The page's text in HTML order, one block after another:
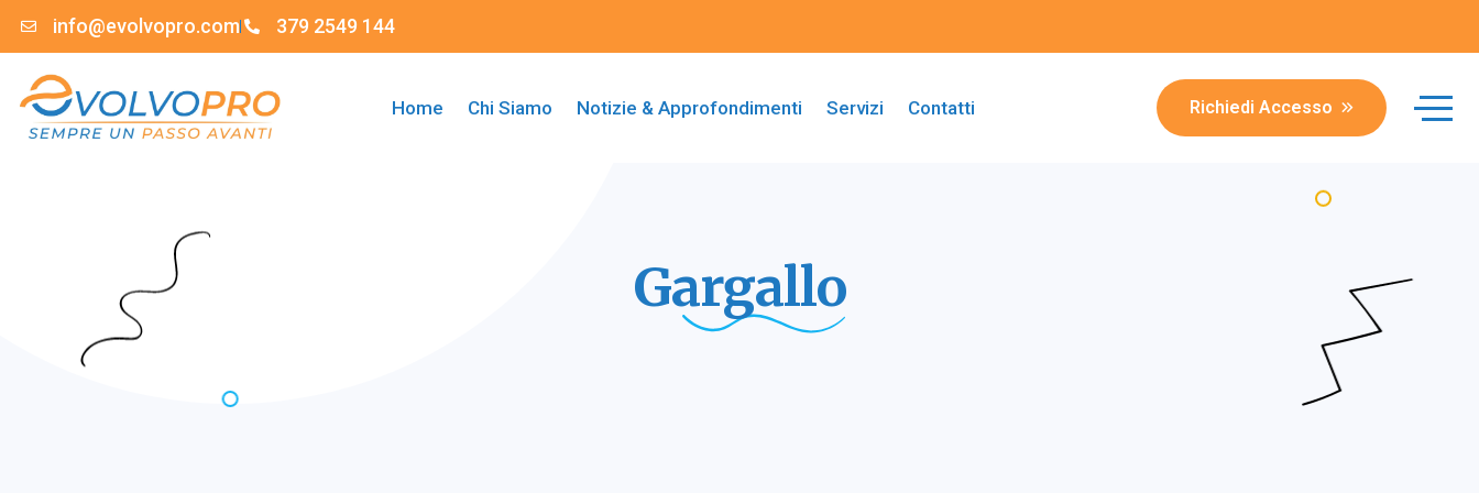
info@evolvopro.com 379 2549 144
Home Chi Siamo Notizie & Approfondimenti Servizi Contatti Richiedi Accesso
Gargallo